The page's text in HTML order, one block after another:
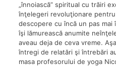
„înnoiască” spiritual cu trăiri
înţelegeri revoluţionare
descopere cu încă un pas mai
îşi lămurească anumite
aveau deja de ceva vreme.
întregi de relatări şi întrebări
masa profesorului de yoga